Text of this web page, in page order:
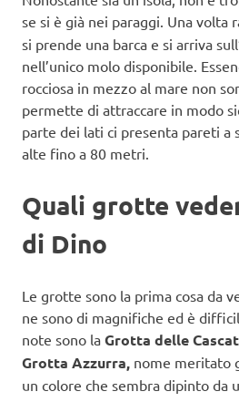
se si è già nei paraggi. Una volta
si prende una barca e si arriva
nell’unico molo disponibile.
rocciosa in mezzo al mare non
permette di attraccare in modo
parte dei lati ci presenta pareti a
alte fino a 80 metri.
Quali grotte
di Dino
Le grotte sono la prima cosa da
ne sono di magnifiche ed è
note sono la Grotta delle
Grotta Azzurra, nome meritato
un colore che sembra dipinto da